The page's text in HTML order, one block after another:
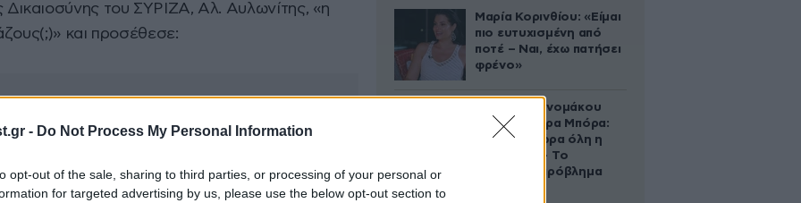
- Do Not Process My Personal Information
opt-out of the sale, sharing to third parties, or processing of your personal or
for targeted advertising by us, please use the below opt-out section to
Δικαιοσύνης του ΣΥΡΙΖΑ, Αλ. Αυλωνίτης, «η
και προσέθεσε:
Μαρία Κορινθίου: «Είμαι
πιο ευτυχισμένη από
ποτέ – Ναι, έχω πατήσει
φρένο»
Αθηνά Οικονομάκου
από τα Μπόρα Μπόρα:
«Έσκασε τώρα όλη η
κούραση» – Το
απρόοπτο πρόβλημα